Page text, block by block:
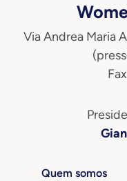
Via Andrea Maria
Quem somos